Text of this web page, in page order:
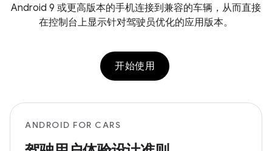
Android 9 或更高版本的手机连接到兼容的车辆，从而直接
在控制台上显示针对驾驶员优化的应用版本。
开始使用
ANDROID FOR CARS